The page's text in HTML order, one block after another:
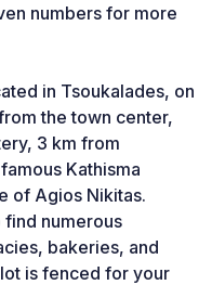
numbers for more
in Tsoukalades, on
the town center,
3 km from
Kathisma
of Agios Nikitas.
numerous
bakeries, and
is fenced for your